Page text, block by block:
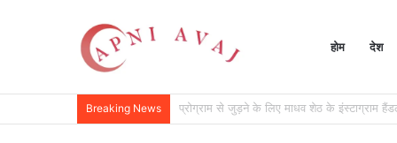
होम देश
Breaking News टेक कम्युनिटी के साथ मिलकर भरोसेमंद और सुरक्षित